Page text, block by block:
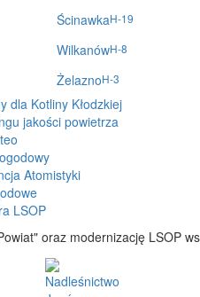
H-19
Ścinawka
H-8
Wilkanów
H-3
Żelazno
dla Kotliny Kłodzkiej
jakości powietrza
Atomistyki
LSOP
oraz modernizację LSOP
Nadleśnictwo